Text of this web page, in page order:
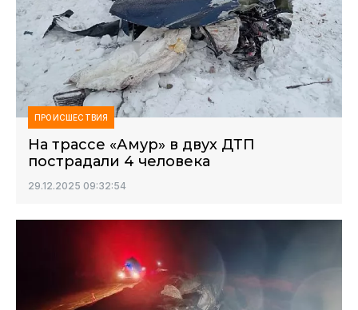
ПРОИСШЕСТВИЯ
На трассе «Амур» в двух ДТП
пострадали 4 человека
29.12.2025 09:32:54